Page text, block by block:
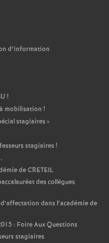
d’information
!
mobilisation !
stagiaires »
stagiaires !
deCRETEIL
des collègues
dans l’académie de
: Foire Aux Questions
stagiaires